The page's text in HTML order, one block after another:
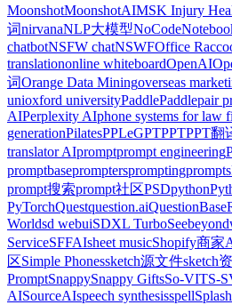
MoonshotMoonshotAIMSK Injury
词nirvanaNLP大模型NoCode
chatbotNSFW chatNSWFOffice
translationonline whiteboardOpenAI
词Orange Data Miningoverseas
unioxford universityPaddlePaddlepair
AIPerplexity AIphone systems for law
generationPilatesPPLeGPTPPTPPT翻
translator AIpromptprompt engineering
promptbaseprompterspromptingprompts
prompt搜索prompt社区PSDpython
PyTorchQuestquestion.aiQuestionBase
Worldsd webuiSDXL Turbo
ServiceSFFAIsheet musicShopify商家
区Simple Phonessketch源文件sketch
PromptSnappySnappy GiftsSo-VITS-
AISourceAIspeech synthesisspell